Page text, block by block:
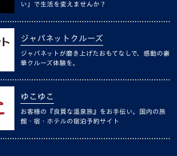
い」で生活を変えませんか？
ジャパネットクルーズ
ジャパネットが磨き上げたおもてなしで、感動の豪
華クルーズ体験を。
ゆこゆこ
お客様の『良質な温泉旅』をお手伝い。国内の旅
館・宿・ホテルの宿泊予約サイト